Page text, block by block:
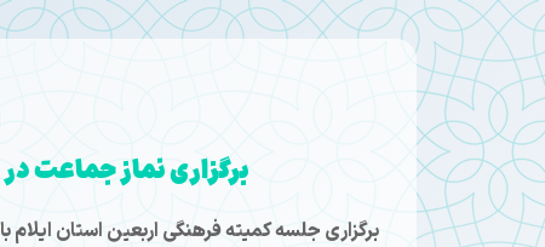
برگزاری نماز جماعت
برگزاری جلسه کمیته فرهنگی اربعین استان